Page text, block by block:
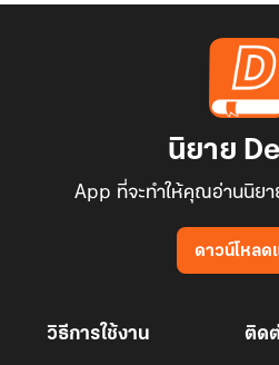
นิยาย
App ที่จะทำให้คุณอ่านนิยา
ดาวน์โหลด
วิธีการใช้งาน ติด